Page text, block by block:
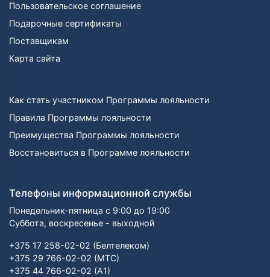
Пользовательское соглашение
Подарочные сертификаты
Поставщикам
Карта сайта
Как стать участником Программы лояльности
Правила Программы лояльности
Преимущества Программы лояльности
Восстановиться в Программе лояльности
Телефоны информационной службы
Понедельник-пятница с 9:00 до 19:00
Суббота, воскресенье - выходной
+375 17 258-02-02 (Белтелеком)
+375 29 766-02-02 (МТС)
+375 44 766-02-02 (А1)